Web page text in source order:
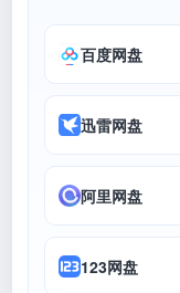
百度网盘
迅雷网盘
阿里网盘
123网盘